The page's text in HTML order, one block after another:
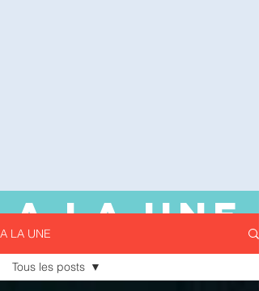
A LA UNE
A LA UNE
Tous les posts